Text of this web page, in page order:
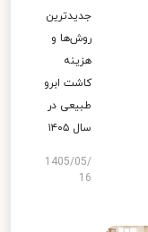
جدیدترین
روش‌ها و
هزینه
کاشت ابرو
طبیعی در
سال ۱۴۰۵
1405/05/
16